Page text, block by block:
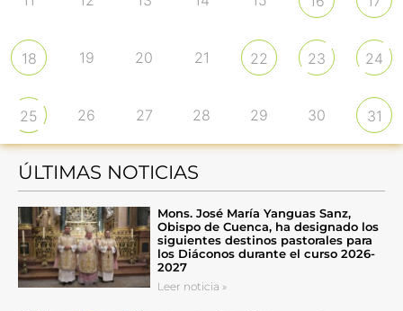
18 19 20 21 22 23 24
25 26 27 28 29 30 31
ÚLTIMAS NOTICIAS
Mons. José María Yanguas Sanz,
Obispo de Cuenca, ha designado los
siguientes destinos pastorales para
los Diáconos durante el curso 2026-
2027
Leer noticia »